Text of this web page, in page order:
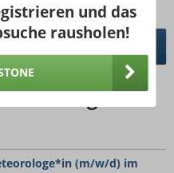
pro Monat
(m/w/d) im
und das
rausholen!